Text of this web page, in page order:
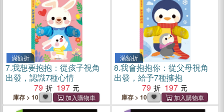
滿額折
7.我想要抱抱：從孩子視角
出發，認識7種心情
79
197
庫存 > 10
滿額折
8.我會抱抱你：從父母視角
出發，給予7種擁抱
79
197
庫存 > 10